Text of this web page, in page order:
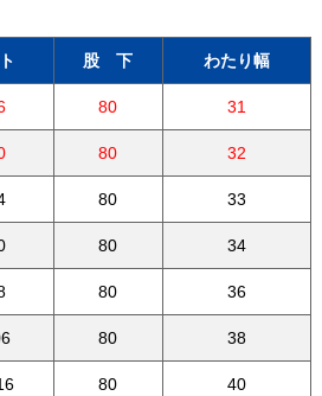
股 下 わたり幅
80 31
80 32
80 33
80 34
80 36
80 38
80 40